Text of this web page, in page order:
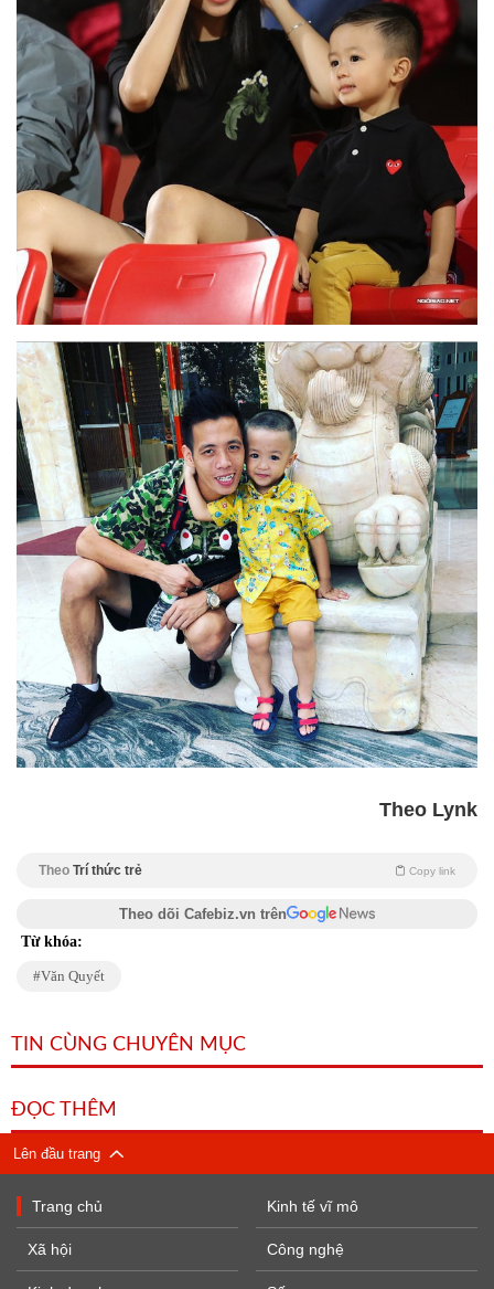
Theo Lynk
Theo Trí thức trẻ Copy link
Theo dõi Cafebiz.vn trên
Từ khóa:
Văn Quyết
TIN CÙNG CHUYÊN MỤC
ĐỌC THÊM
Lên đầu trang
Trang chủ
Xã hội
Kinh tế vĩ mô
Công nghệ